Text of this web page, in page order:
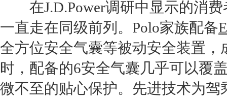
在J.D.Power调研中显示的消
一直走在同级前列。 Polo家族配备
全方位安全气囊等被动安全装置
时，配备的6安全气囊几乎可以覆
微不至的贴心保护。先进技术为